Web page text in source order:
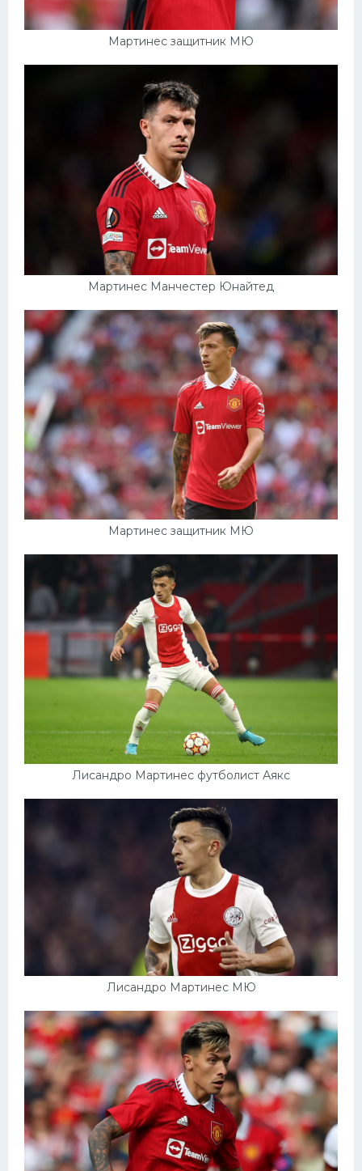
Мартинес защитник МЮ
Мартинес Манчестер Юнайтед
Мартинес защитник МЮ
Лисандро Мартинес футболист Аякс
Лисандро Мартинес МЮ